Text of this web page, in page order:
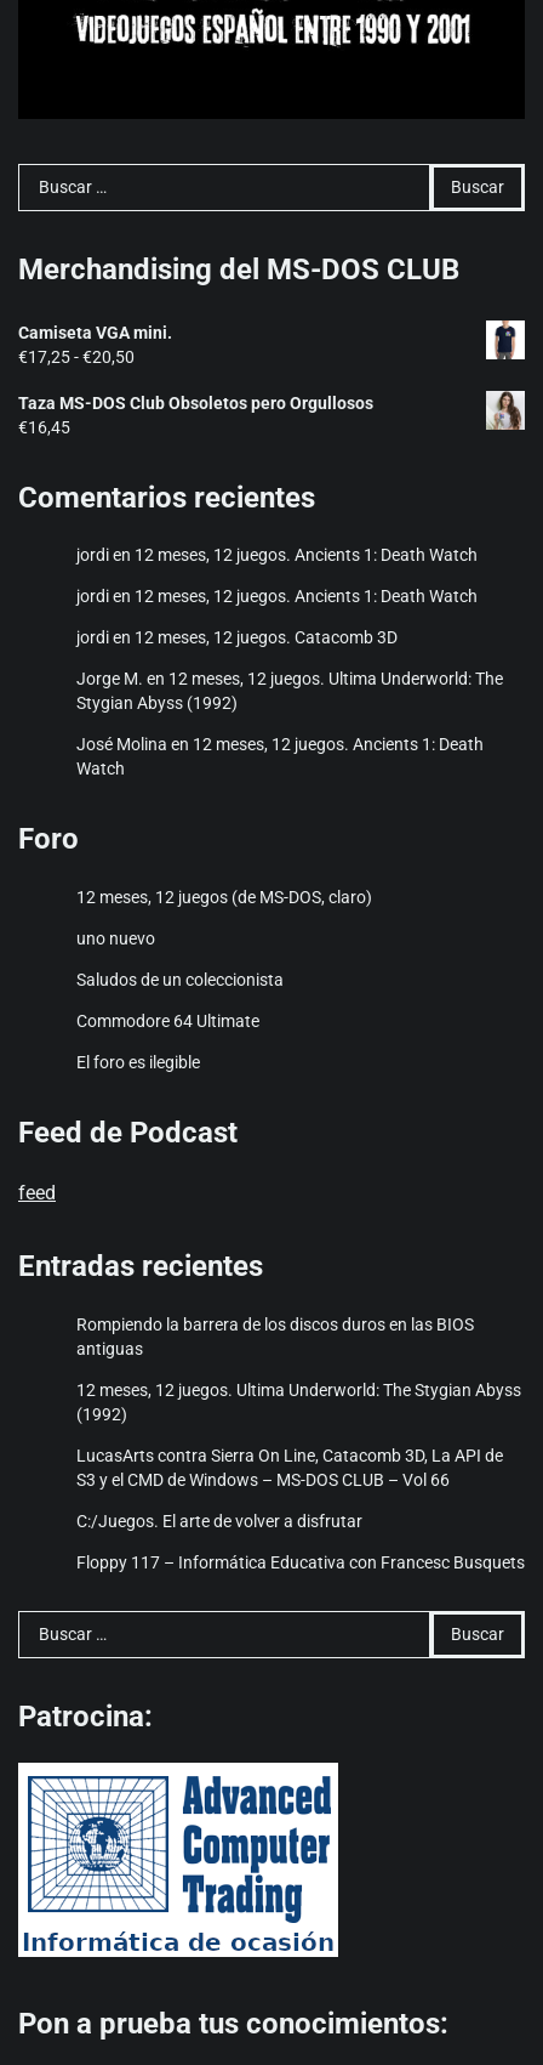
Buscar:
Merchandising del MS-DOS CLUB
Camiseta VGA mini.
€17,25-€20,50
precios:
€20,50
Taza MS-DOS Club Obsoletos pero Orgullosos
€16,45
Comentarios recientes
jordien 12 meses, 12 juegos. Ancients 1: Death Watch
jordien 12 meses, 12 juegos. Ancients 1: Death Watch
jordien 12 meses, 12 juegos. Catacomb 3D
Jorge M. en 12 meses, 12 juegos. Ultima Underworld: The
Stygian Abyss (1992)
José Molina en 12 meses, 12 juegos. Ancients 1: Death
Watch
Foro
12 meses, 12 juegos (de MS-DOS, claro)
uno nuevo
Saludos de un coleccionista
Commodore 64 Ultimate
El foro es ilegible
Feed de Podcast
feed
Entradas recientes
Rompiendo la barrera de los discos duros en las BIOS
antiguas
12 meses, 12 juegos. Ultima Underworld: The Stygian Abyss
(1992)
LucasArts contra Sierra On Line, Catacomb 3D, La API de
S3 y el CMD de Windows – MS-DOS CLUB – Vol 66
C:/Juegos. El arte de volver a disfrutar
Floppy 117 – Informática Educativa con Francesc Busquets
Buscar:
Patrocina:
Pon a prueba tus conocimientos: